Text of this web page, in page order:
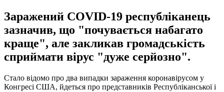
Заражений COVID-19 республіканець
зазначив, що "почувається набагато
краще", але закликав громадськість
сприймати вірус "дуже серйозно".
Стало відомо про два випадки зараження коронавірусом у
Конгресі США, йдеться про представників Республіканської і